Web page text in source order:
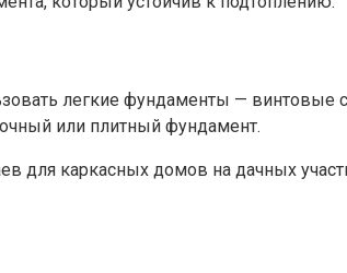
легкие фундаменты — винтовые
или плитный фундамент.
для каркасных домов на дачных